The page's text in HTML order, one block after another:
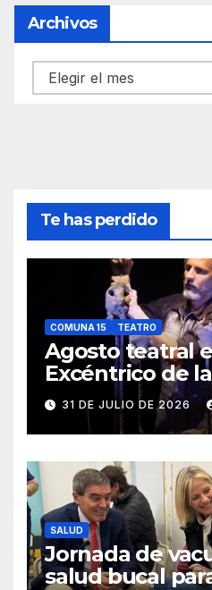
Archivos
Archivos
Te has perdido
COMUNA 15 TEATRO
Agosto teatral
Excéntrico de la
31 DE JULIO DE 2026
SALUD
Jornada de
salud bucal